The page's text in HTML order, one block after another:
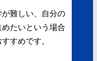
難しい、自分の
たいという場合
すめです。